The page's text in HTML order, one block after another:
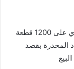
كما عُثر في السيارة على جوال بلاستيكي يحتوي على 1200 قطعة
المخدرة بقصد